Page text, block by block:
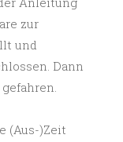
zur
und
Dann
(Aus-)Zeit